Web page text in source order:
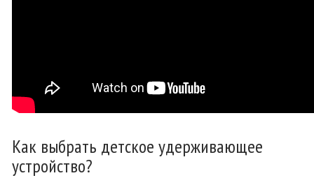
Как выбрать детское удерживающее
устройство?